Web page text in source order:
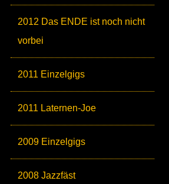
2012 Das ENDE ist noch nicht
vorbei
2011 Einzelgigs
2011 Laternen-Joe
2009 Einzelgigs
2008 Jazzfäst